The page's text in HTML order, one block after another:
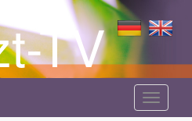
TV
Menü